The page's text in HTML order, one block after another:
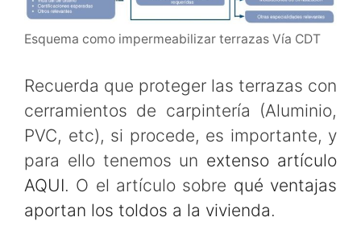
Esquema como impermeabilizar terrazas Vía CDT
Recuerda que proteger las terrazas con
cerramientos de carpintería (Aluminio,
PVC, etc), si procede, es importante, y
para ello tenemos un extenso artículo
AQUI. O el artículo sobre qué ventajas
aportan los toldos a la vivienda.